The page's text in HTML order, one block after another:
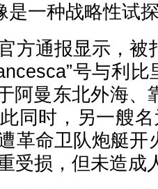
是一种战略性试
方通报显示，被
号与利比
阿曼东北外海、
同时，另一艘名
革命卫队炮艇开
受损，但未造成